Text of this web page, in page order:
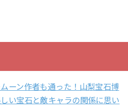
ーン作者も通った！山梨宝石博
い宝石と敵キャラの関係に思い